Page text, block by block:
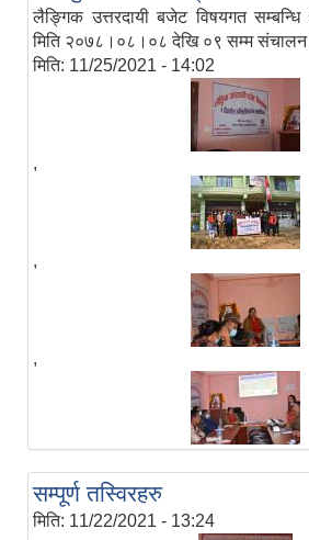
लैङ्गिक उत्तरदायी बजेट विषयगत
मिति २०७८।०८।०८ देखि ०९ सम्म संचालन
मिति: 11/25/2021 - 14:02
,
,
,
सम्पूर्ण तस्विरहरु
मिति: 11/22/2021 - 13:24